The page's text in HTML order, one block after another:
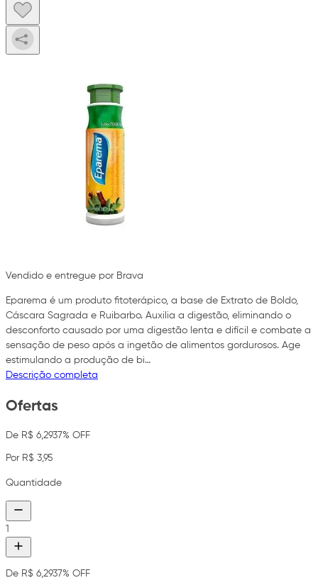
Vendido e entregue por Brava
Eparema é um produto fitoterápico, a base de Extrato de Boldo,
Cáscara Sagrada e Ruibarbo. Auxilia a digestão, eliminando o
desconforto causado por uma digestão lenta e difícil e combate a
sensação de peso após a ingetão de alimentos gordurosos. Age
estimulando a produção de bi…
Descrição completa
Ofertas
De R$ 6,2937% OFF
Por R$ 3,95
Quantidade
1
De R$ 6,2937% OFF